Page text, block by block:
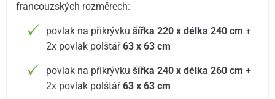
francouzských rozměrech:
povlak na přikrývkušířka 220 x délka 240 cm +
2x povlak polštář63 x 63 cm
povlak na přikrývkušířka 240 x délka 260 cm +
2x povlak polštář63 x 63 cm